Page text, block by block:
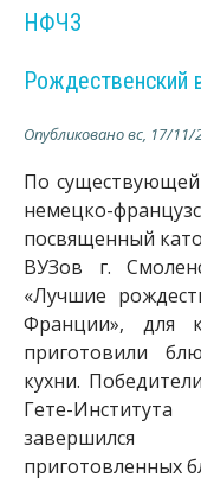
НФЧЗ
Рождественский
Опубликовановс, 17/11/
По
немецко-
посвященный
ВУЗов г.
«Лучшие
Франции», для
приготовили
кухни.
Гете-
завершился
приготовленных